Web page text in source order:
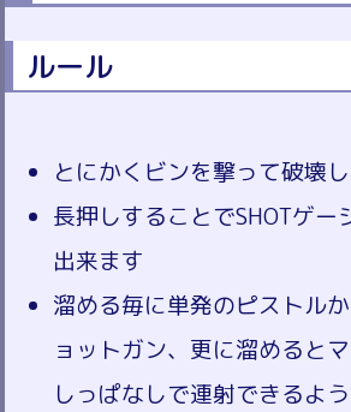
ルール
とにかくビンを撃って破壊し
長押しすることでSHOTゲー
出来ます
溜める毎に単発のピストル
ョットガン、更に溜めると
しっぱなしで連射できるよう